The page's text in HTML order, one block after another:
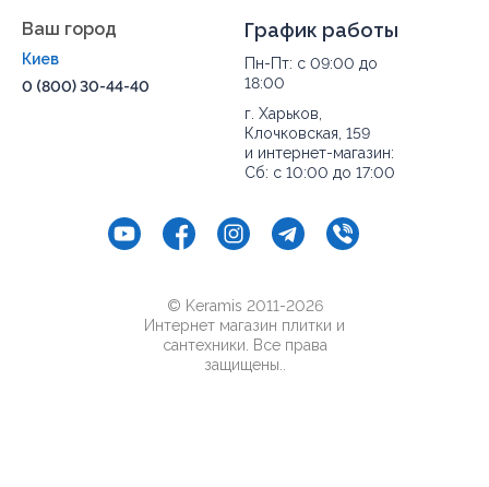
Ваш город
Киев
0 (800) 30-44-40
График работы
Пн-Пт: с 09:00 до
18:00
г. Харьков,
Клочковская, 159
и интернет-магазин:
Сб: с 10:00 до 17:00
© Keramis 2011-2026
Интернет магазин плитки и
сантехники. Все права
защищены..